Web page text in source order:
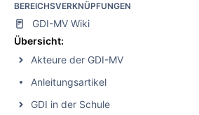
BEREICHSVERKNÜPFUNGEN
GDI-MV Wiki
Übersicht:
Akteure der GDI-MV
Anleitungsartikel
GDI in der Schule